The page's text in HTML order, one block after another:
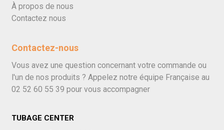
À propos de nous
Contactez nous
Contactez-nous
Vous avez une question concernant votre commande ou
l'un de nos produits ? Appelez notre équipe Française au
02 52 60 55 39 pour vous accompagner
TUBAGE CENTER